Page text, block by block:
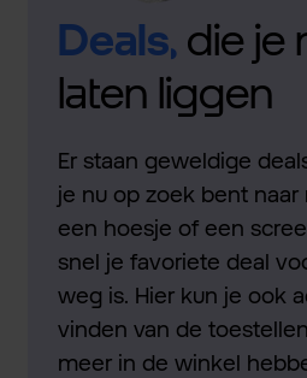
Deals,die je
laten liggen
Er staan geweldige
je nu op zoek bent naar
een hoesje of een
snel je favoriete deal
weg is. Hier kun je ook
vinden van de
meer in de winkel